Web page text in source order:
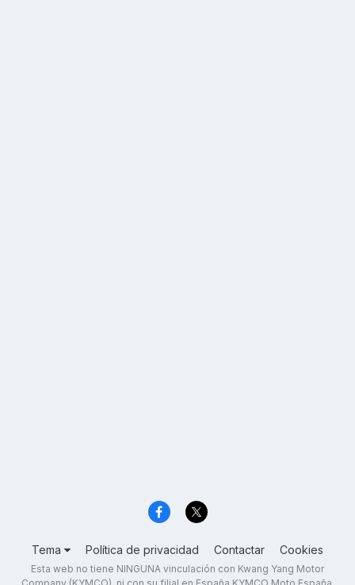
Tema Política de privacidad Contactar Cookies
Esta web no tiene NINGUNA vinculación con Kwang Yang Motor